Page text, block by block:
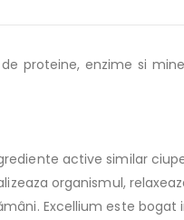
proteine, enzime si
active similar
organismul,
Excellium este bogat